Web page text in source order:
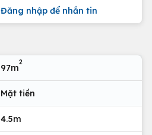
Đăng nhập để nhắn tin
97m
2
Mặt tiền
4.5m